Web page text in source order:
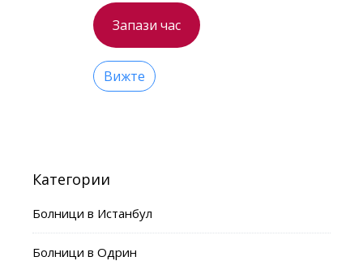
Запази час
Вижте
Категории
Болници в Истанбул
Болници в Одрин